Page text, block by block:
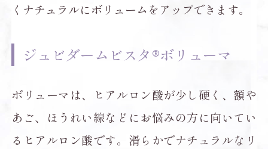
くナチュラルにボリュームをアップできます。
ジュビダームビスタ®ボリューマ
ボリューマは、ヒアルロン酸が少し硬く、額や
あご、ほうれい線などにお悩みの方に向いてい
るヒアルロン酸です。滑らかでナチュラルなリ